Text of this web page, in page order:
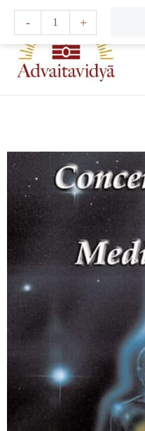
Vés
contingut
-
quantitat
Concentración
+